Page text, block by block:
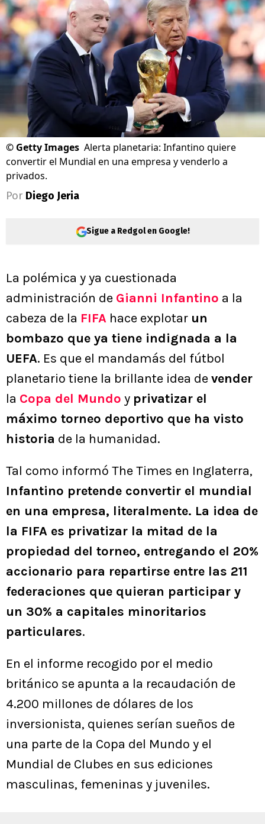
© Getty Images Alerta planetaria: Infantino quiere
convertir el Mundial en una empresa y venderlo a
privados.
Por Diego Jeria
Sigue a Redgol en Google!
La polémica y ya cuestionada
administración de Gianni Infantino a la
cabeza de la FIFA hace explotar un
bombazo que ya tiene indignada a la
UEFA. Es que el mandamás del fútbol
planetario tiene la brillante idea devender
la Copa del Mundo y privatizar el
máximo torneo deportivo que ha visto
historia de la humanidad.
Tal como informó The Times en Inglaterra,
Infantino pretende convertir el mundial
en una empresa, literalmente. La idea de
la FIFA es privatizar la mitad de la
propiedad del torneo, entregando el 20%
accionario para repartirse entre las 211
federaciones que quieran participar y
un 30% a capitales minoritarios
particulares.
En el informe recogido por el medio
británico se apunta a la recaudación de
4.200 millones de dólares de los
inversionista, quienes serían sueños de
una parte de la Copa del Mundo y el
Mundial de Clubes en sus ediciones
masculinas, femeninas y juveniles.